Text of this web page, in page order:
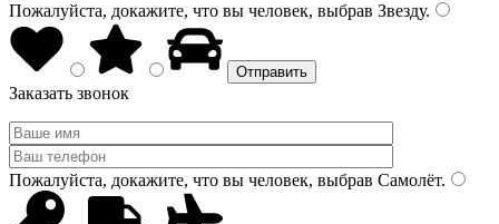
Пожалуйста, докажите, что вы человек, выбрав Звезду.
Заказать звонок
Пожалуйста, докажите, что вы человек, выбрав Самолёт.